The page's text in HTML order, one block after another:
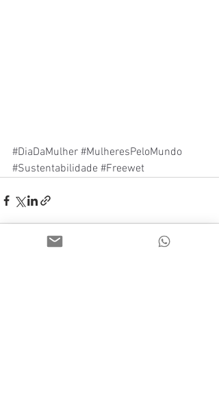
#DiaDaMulher #MulheresPeloMundo
#Sustentabilidade #Freewet